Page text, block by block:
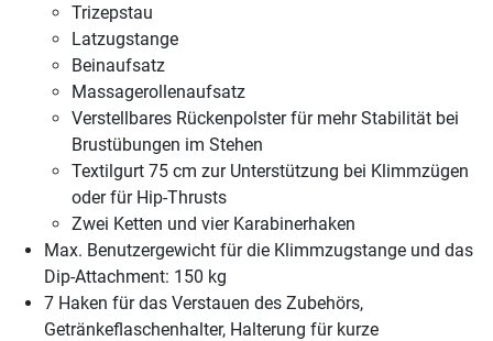
Trizepstau
Latzugstange
Beinaufsatz
Massagerollenaufsatz
Verstellbares Rückenpolster für mehr Stabilität bei
Brustübungen im Stehen
Textilgurt 75 cm zur Unterstützung bei Klimmzügen
oder für Hip-Thrusts
Zwei Ketten und vier Karabinerhaken
Max. Benutzergewicht für die Klimmzugstange und das
Dip-Attachment: 150 kg
7 Haken für das Verstauen des Zubehörs,
Getränkeflaschenhalter, Halterung für kurze